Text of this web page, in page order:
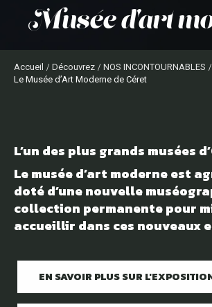
musée d'art
Accueil Découvrez
NOS INCONTOURNABLES
Le Musée d’Art Moderne de Céret
L’un des plus grands musées
Le musée d’art moderne est
doté d’une nouvelle
collection permanente pour
accueillir dans ces nouveaux
EN SAVOIR PLUS SUR